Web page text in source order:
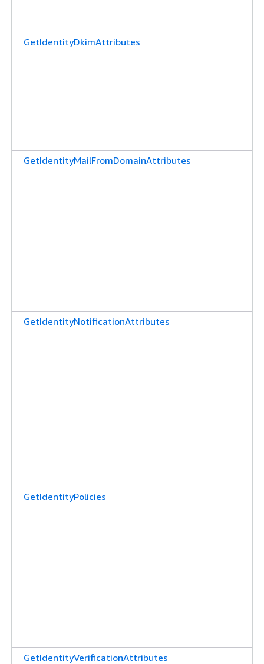
GetIdentityDkimAttributes
GetIdentityMailFromDomainAttributes
GetIdentityNotificationAttributes
GetIdentityPolicies
GetIdentityVerificationAttributes